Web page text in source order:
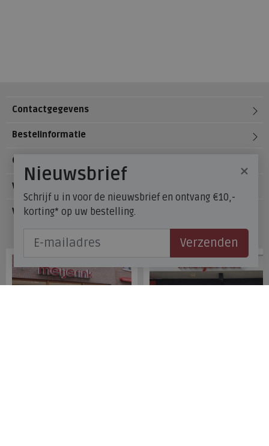
Contactgegevens
Bestelinformatie
Over Meijerink Schoenen
Voetzorg
Veelgestelde vragen
×
Nieuwsbrief
Schrijf u in voor de nieuwsbrief en ontvang €10,-
korting* op uw bestelling.
Verzenden